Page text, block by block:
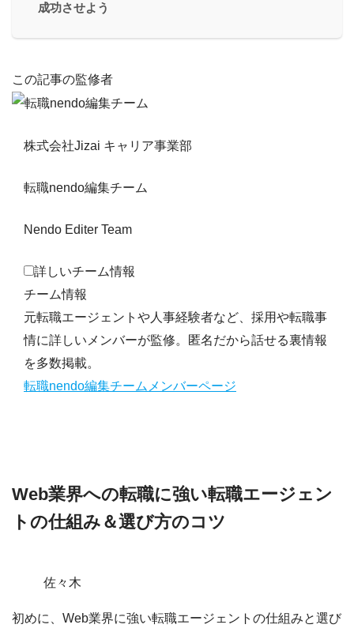
成功させよう
この記事の監修者
株式会社Jizai キャリア事業部
転職nendo編集チーム
Nendo Editer Team
詳しいチーム情報
チーム情報
元転職エージェントや人事経験者など、採用や転職事
情に詳しいメンバーが監修。匿名だから話せる裏情報
を多数掲載。
転職nendo編集チームメンバーページ
Web業界への転職に強い転職エージェン
トの仕組み＆選び方のコツ
佐々木
初めに、 Web業界に強い転職エージェントの仕組みと選び